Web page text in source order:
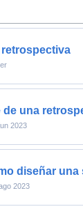
retrospectiva
de una
2023
diseñar
2023